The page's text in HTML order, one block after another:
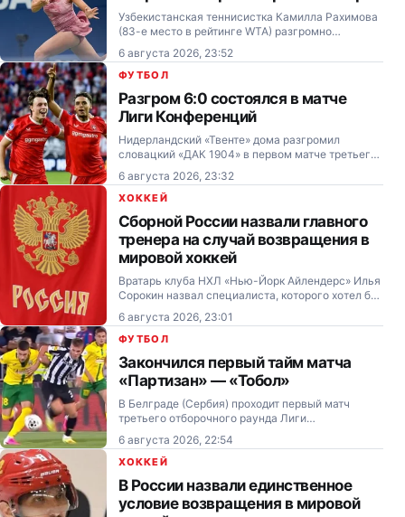
Узбекистанская теннисистка Камилла Рахимова
(83-е место в рейтинге WTA) разгромно
место) в третьем круге турнира в Торонто
(Канада).
6 августа 2026, 23:52
ФУТБОЛ
Разгром 6:0 состоялся в матче
Лиги Конференций
Нидерландский «Твенте» дома разгромил
словацкий «ДАК 1904» в первом матче третьего
6 августа 2026, 23:32
ХОККЕЙ
Сборной России назвали главного
тренера на случай возвращения в
мировой хоккей
Вратарь клуба НХЛ «Нью-Йорк Айлендерс» Илья
Сорокин назвал специалиста, которого хотел бы
случае её возвращения на международную
арену.
6 августа 2026, 23:01
ФУТБОЛ
Закончился первый тайм матча
«Партизан» — «Тобол»
В Белграде (Сербия) проходит первый матч
третьего отборочного раунда Лиги
«Тобол».
6 августа 2026, 22:54
ХОККЕЙ
В России назвали единственное
условие возвращения в мировой